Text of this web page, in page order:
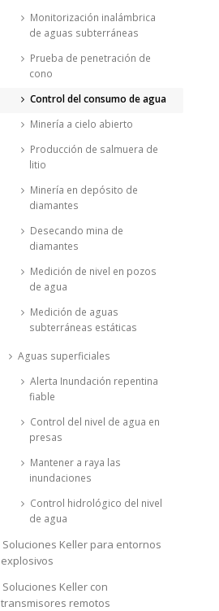
Monitorización inalámbrica
de aguas subterráneas
Prueba de penetración de
cono
Control del consumo de agua
Minería a cielo abierto
Producción de salmuera de
litio
Minería en depósito de
diamantes
Desecando mina de
diamantes
Medición de nivel en pozos
de agua
Medición de aguas
subterráneas estáticas
Aguas superficiales
Alerta Inundación repentina
fiable
Control del nivel de agua en
presas
Mantener a raya las
inundaciones
Control hidrológico del nivel
de agua
Soluciones Keller para entornos
explosivos
Soluciones Keller con
transmisores remotos